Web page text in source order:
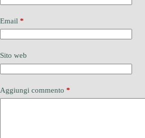
Email *
Sito web
Aggiungi commento *